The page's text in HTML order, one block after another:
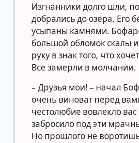
Изгнанники долго шли,
добрались до озера. Его
усыпаны камнями.
большой обломок скалы
руку в знак того, что
Все замерли в молчании.
– Друзья мои! – начал
очень виноват перед
честолюбие вовлекло вас
забросило под эти
Но прошлого не